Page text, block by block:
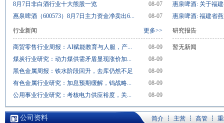
08-07
8月7日非白酒行业十大熊股一览
08-07
惠泉啤酒（600573）8月7日主力资金净卖出6...
更多>>
行业新闻
08-09
商贸零售行业周报：AI赋能教育与人服，产...
08-09
煤炭行业研究：动力煤供需矛盾显现涨价加...
08-09
黑色金属周报：铁水阶段回升，去库仍然不足
08-09
有色金属行业研究：加息预期缓解，钨战略...
08-09
公用事业行业研究：考核电力供应裕度，关...
惠泉啤酒: 关于福
惠泉啤酒: 福建省
研究报告
暂无新闻
公司资料 简介 主营 高管